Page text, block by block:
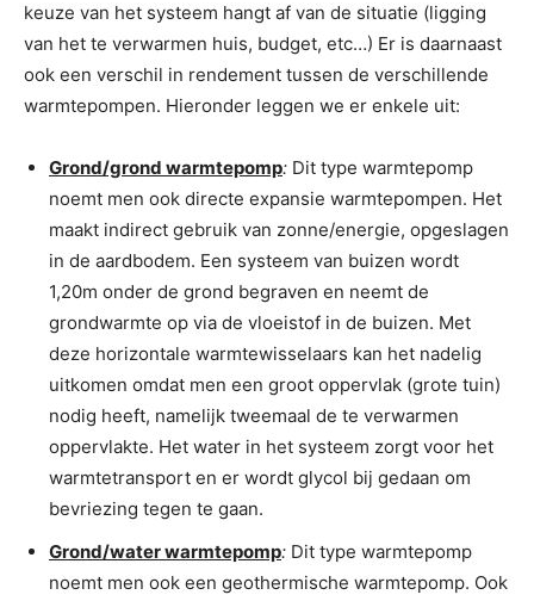
keuze van het systeem hangt af van de situatie (ligging
van het te verwarmen huis, budget, etc…) Er is daarnaast
ook een verschil in rendement tussen de verschillende
warmtepompen. Hieronder leggen we er enkele uit:
Grond/grond warmtepomp: Dit type warmtepomp
noemt men ook directe expansie warmtepompen. Het
maakt indirect gebruik van zonne/energie, opgeslagen
in de aardbodem. Een systeem van buizen wordt
1,20m onder de grond begraven en neemt de
grondwarmte op via de vloeistof in de buizen. Met
deze horizontale warmtewisselaars kan het nadelig
uitkomen omdat men een groot oppervlak (grote tuin)
nodig heeft, namelijk tweemaal de te verwarmen
oppervlakte. Het water in het systeem zorgt voor het
warmtetransport en er wordt glycol bij gedaan om
bevriezing tegen te gaan.
Grond/water warmtepomp: Dit type warmtepomp
noemt men ook een geothermische warmtepomp. Ook